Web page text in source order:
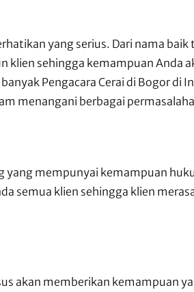
yang serius. Dari nama
klien sehingga kemampuan Anda
Pengacara Cerai di Bogor di
menangani berbagai
yang mempunyai kemampuan
semua klien sehingga klien
akan memberikan kemampuan